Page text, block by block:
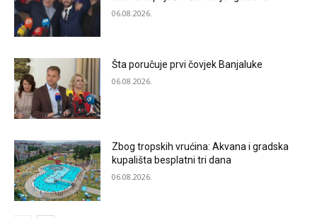
06.08.2026.
Šta poručuje prvi čovjek Banjaluke
06.08.2026.
Zbog tropskih vrućina: Akvana i gradska
kupališta besplatni tri dana
06.08.2026.